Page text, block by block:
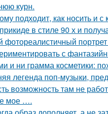
курн.
подходит, как носить и с
в стиле 90 х и
фотореалистичный
с
и ни грамма косметики:
легенда поп-музыки,
возможность там не
мое ….